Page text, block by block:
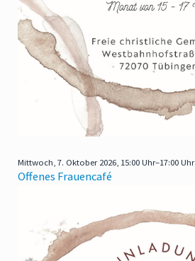
Mittwoch,7. Oktober 2026, 15:00 Uhr–17:00 Uhr
Offenes Frauencafé